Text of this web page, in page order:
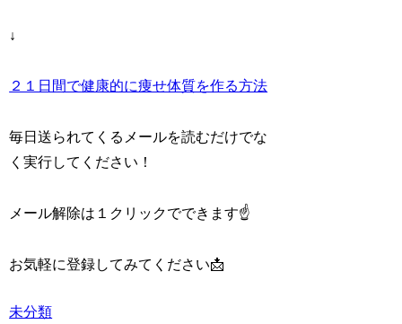
↓
２１日間で健康的に痩せ体質を作る方法
毎日送られてくるメールを読むだけでな
く実行してください！
メール解除は１クリックでできます☝️
お気軽に登録してみてください📩
未分類